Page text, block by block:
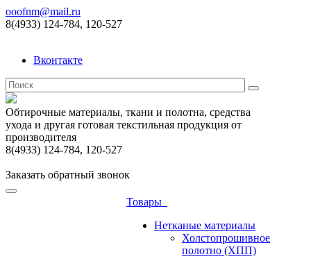
ooofnm@mail.ru
8(4933) 124-784, 120-527
Вконтакте
Обтирочные материалы, ткани и полотна, средства
ухода и другая готовая текстильная продукция от
производителя
8(4933) 124-784, 120-527
Заказать обратный звонок
Товары
Нетканые материалы
Холстопрошивное
полотно (ХПП)